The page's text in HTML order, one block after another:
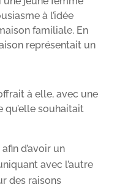
à l’idée
familiale. En
représentait un
à elle, avec une
qu’elle souhaitait
d’avoir un
avec l’autre
des raisons